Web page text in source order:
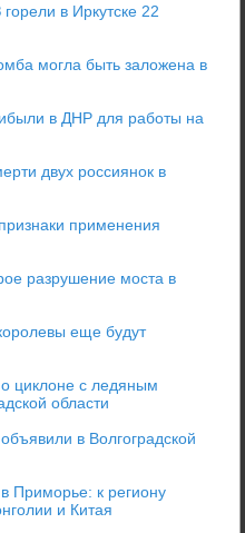
в Иркутске 22
могла быть заложена в
в ДНР для работы на
двух россиянок в
применения
разрушение моста в
еще будут
циклоне с ледяным
области
в Волгоградской
Приморье: к региону
и Китая